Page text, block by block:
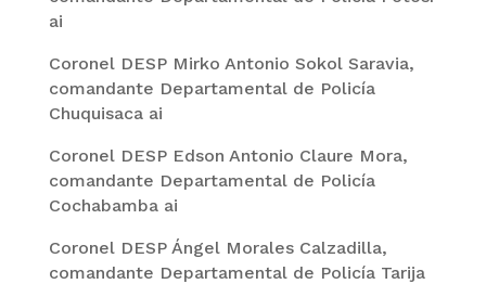
ai
Coronel DESP Mirko Antonio Sokol Saravia,
comandante Departamental de Policía
Chuquisaca ai
Coronel DESP Edson Antonio Claure Mora,
comandante Departamental de Policía
Cochabamba ai
Coronel DESP Ángel Morales Calzadilla,
comandante Departamental de Policía Tarija